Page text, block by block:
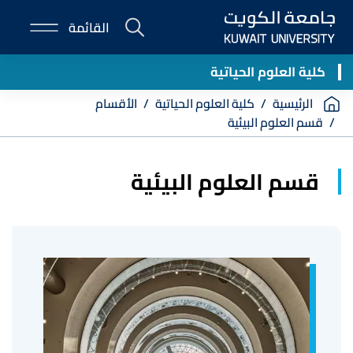
Skip
main
content
E-
Portal
القائمة
كلية العلوم الحياتية
Breadcrumb
الرئيسية كلية العلوم الحياتية
الأقسام
قسم العلوم البيئية
قسم العلوم البيئية
صورة